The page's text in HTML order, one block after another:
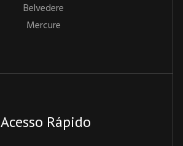
Belvedere
Mercure
Acesso Rápido